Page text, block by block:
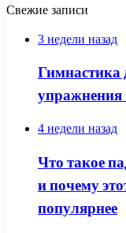
Свежие записи
3 недели назад
Гимнастика
упражнения
4 недели назад
Что такое
и почему
популярнее